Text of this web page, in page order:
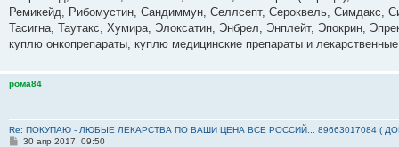
и
е
Ремикейд, Рибомустин, Сандиммун, Селлсепт, Сероквель, Симдакс,
Тасигна, Таутакс, Хумира, Элоксатин, Энбрел, Энплейт, Эпокрин,
куплю онкопрепараты, куплю медицинские препараты и
рома84
Re: ПОКУПАЮ - ЛЮБЫЕ ЛЕКАРСТВА ПО ВАШИ ЦЕНА ВСЕ РОССИЙ... 89663017084 (
С30 апр 2017, 09:50